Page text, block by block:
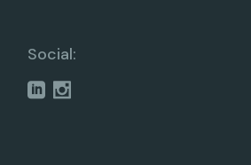
Social: